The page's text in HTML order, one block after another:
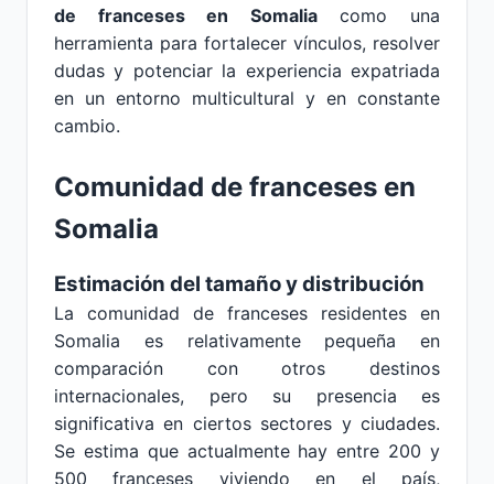
de franceses en Somaliacomo una
herramienta para fortalecer vínculos, resolver
dudas y potenciar la experiencia expatriada
en un entorno multicultural y en constante
cambio.
Comunidad de franceses en
Somalia
Estimación del tamaño y distribución
La comunidad de franceses residentes en
Somalia es relativamente pequeña en
comparación con otros destinos
internacionales, pero su presencia es
significativa en ciertos sectores y ciudades.
Se estima que actualmente hay entre 200 y
500 franceses viviendo en el país,